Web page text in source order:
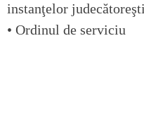
instanţelor
• Ordinul de serviciu